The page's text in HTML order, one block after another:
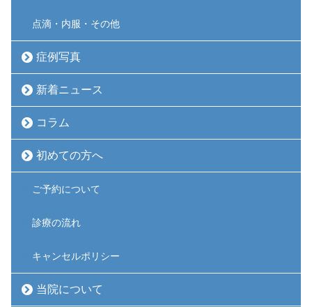
点滴・内服・その他
症例写真
新着ニュース
コラム
初めての方へ
ご予約について
診療の流れ
キャンセルポリシー
当院について